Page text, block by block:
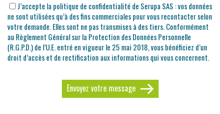
J’accepte la politique de confidentialité de Serupa SAS : vos données
ne sont utilisées qu’à des fins commerciales pour vous recontacter selon
votre demande. Elles sont ne pas transmises à des tiers. Conformément
au Règlement Général sur la Protection des Données Personnelle
(R.G.P.D.) de l’U.E. entré en vigueur le 25 mai 2018, vous bénéficiez d’un
droit d’accès et de rectification aux informations qui vous concernent.
Envoyez votre message